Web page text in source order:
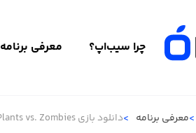
چرا سیب‌اپ؟ معرفی برنامه
معرفی برنامه دانلود بازی Plants vs. Zombies برای آیفون؛ نبردی هیجان‌انگیز در دستان شما!